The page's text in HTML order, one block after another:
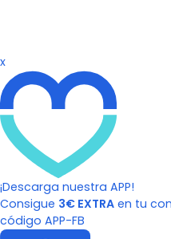
x
¡Descarga nuestra APP!
Consigue 3€ EXTRA en tu
código APP-FB